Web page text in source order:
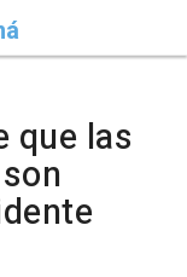
que las